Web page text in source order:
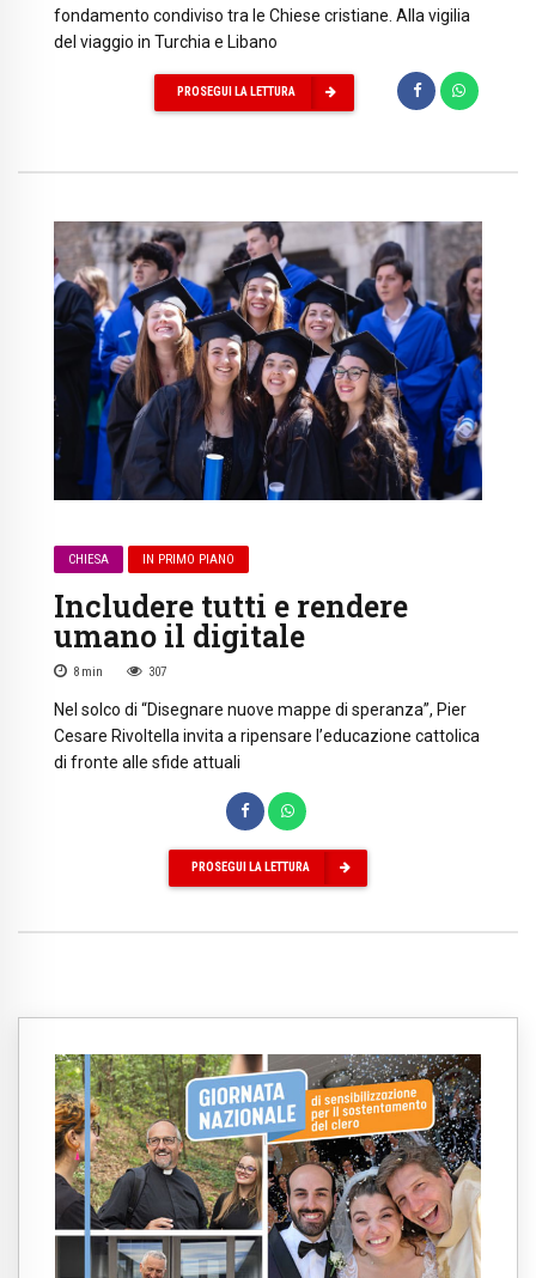
fondamento condiviso tra le Chiese cristiane. Alla vigilia
del viaggio in Turchia e Libano
PROSEGUI LA LETTURA
CHIESA IN PRIMO PIANO
Includere tutti e rendere
umano il digitale
8 min 307
Nel solco di “Disegnare nuove mappe di speranza”, Pier
Cesare Rivoltella invita a ripensare l’educazione cattolica
di fronte alle sfide attuali
PROSEGUI LA LETTURA